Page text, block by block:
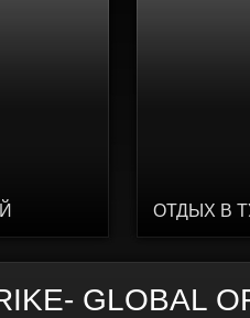
ОТДЫХ В
GLOBAL